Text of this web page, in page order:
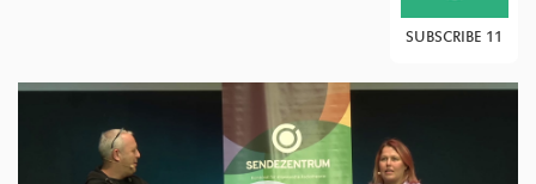
SUBSCRIBE 11
Video